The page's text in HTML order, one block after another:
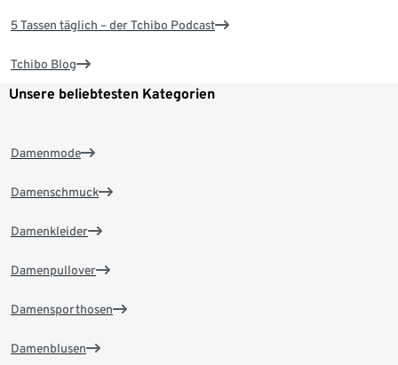
5 Tassen täglich – der Tchibo Podcast
Tchibo Blog
Unsere beliebtesten Kategorien
Damenmode
Damenschmuck
Damenkleider
Damenpullover
Damensporthosen
Damenblusen